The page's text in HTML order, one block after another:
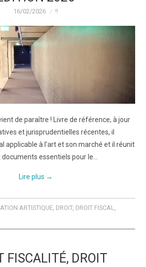
16/02/2026 !!
de paraître ! Livre de référence, à jour
et jurisprudentielles récentes, il
applicable à l’art et son marché et il réunit
essentiels pour le…
Lire plus →
ARTISTIQUE, DROIT, DROIT FISCAL
FISCALITÉ, DROIT